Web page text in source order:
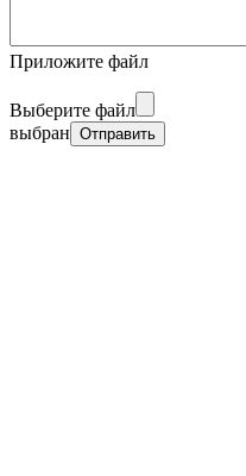
Приложите файл
Выберите файл
выбран